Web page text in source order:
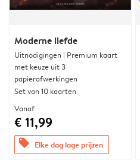
Moderne liefde
Uitnodigingen | Premium kaart
met keuze uit 3
papierafwerkingen
Set van 10 kaarten
Vanaf
€ 11,99
offers Elke dag lage prijzen